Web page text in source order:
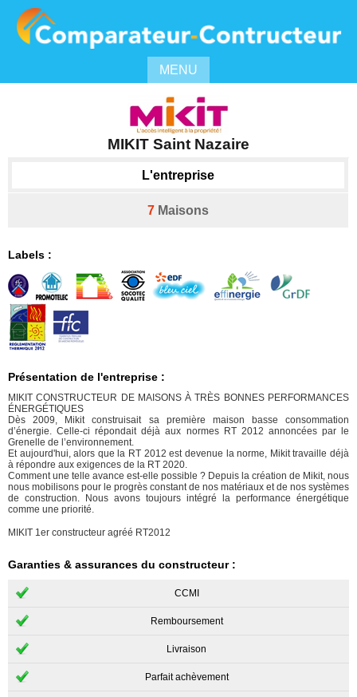
MENU
MIKIT Saint Nazaire
L'entreprise
7 Maisons
Labels :
Présentation de l'entreprise :
MIKIT CONSTRUCTEUR DE MAISONS À TRÈS BONNES PERFORMANCES
ÉNERGÉTIQUES
Dès 2009, Mikit construisait sa première maison basse consommation
d’énergie. Celle-ci répondait déjà aux normes RT 2012 annoncées par le
Grenelle de l’environnement.
Et aujourd'hui, alors que la RT 2012 est devenue la norme, Mikit travaille déjà
à répondre aux exigences de la RT 2020.
Comment une telle avance est-elle possible ? Depuis la création de Mikit, nous
nous mobilisons pour le progrès constant de nos matériaux et de nos systèmes
de construction. Nous avons toujours intégré la performance énergétique
comme une priorité.
MIKIT 1er constructeur agréé RT2012
Garanties & assurances du constructeur :
CCMI
Remboursement
Livraison
Parfait achèvement